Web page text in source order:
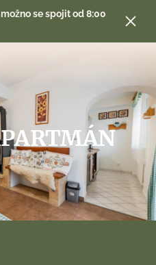
se spojit od 8:00